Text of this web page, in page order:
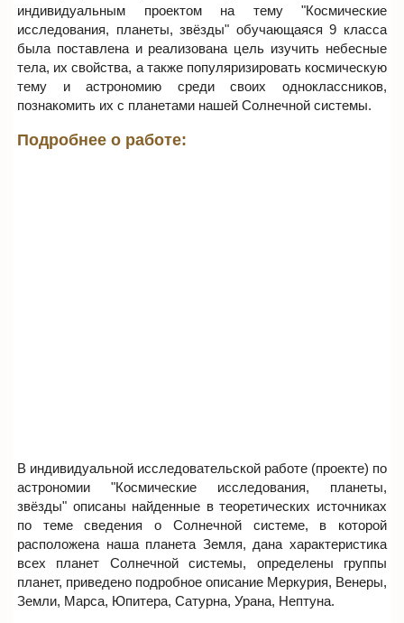
индивидуальным проектом на тему "Космические
исследования, планеты, звёзды" обучающаяся 9 класса
была поставлена и реализована цель изучить небесные
тела, их свойства, а также популяризировать космическую
тему и астрономию среди своих одноклассников,
познакомить их с планетами нашей Солнечной системы.
Подробнее о работе:
В индивидуальной исследовательской работе (проекте) по
астрономии "Космические исследования, планеты,
звёзды" описаны найденные в теоретических источниках
по теме сведения о Солнечной системе, в которой
расположена наша планета Земля, дана характеристика
всех планет Солнечной системы, определены группы
планет, приведено подробное описание Меркурия, Венеры,
Земли, Марса, Юпитера, Сатурна, Урана, Нептуна.